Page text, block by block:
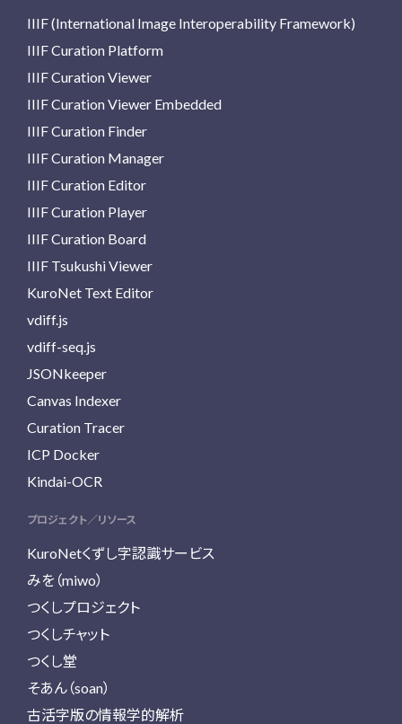
IIIF (International Image Interoperability Framework)
IIIF Curation Platform
IIIF Curation Viewer
IIIF Curation Viewer Embedded
IIIF Curation Finder
IIIF Curation Manager
IIIF Curation Editor
IIIF Curation Player
IIIF Curation Board
IIIF Tsukushi Viewer
KuroNet Text Editor
vdiff.js
vdiff-seq.js
JSONkeeper
Canvas Indexer
Curation Tracer
ICP Docker
Kindai-OCR
プロジェクト／リソース
KuroNetくずし字認識サービス
みを（miwo）
つくしプロジェクト
つくしチャット
つくし堂
そあん（soan）
古活字版の情報学的解析